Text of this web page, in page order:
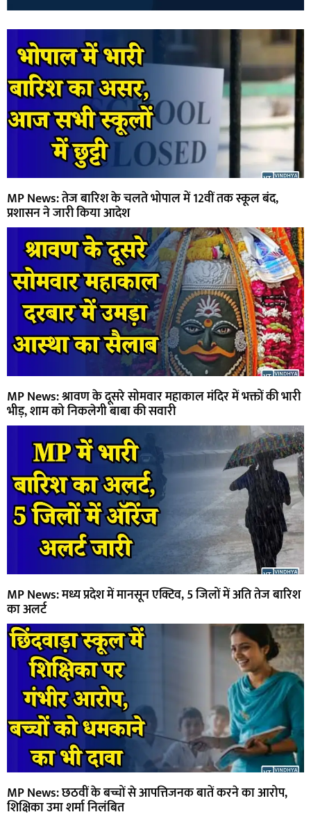
MP News: तेज बारिश के चलते भोपाल में 12वीं तक स्कूल बंद,
प्रशासन ने जारी किया आदेश
MP News: श्रावण के दूसरे सोमवार महाकाल मंदिर में भक्तों की भारी
भीड़, शाम को निकलेगी बाबा की सवारी
MP News: मध्य प्रदेश में मानसून एक्टिव, 5 जिलों में अति तेज बारिश
का अलर्ट
MP News: छठवीं के बच्चों से आपत्तिजनक बातें करने का आरोप,
शिक्षिका उमा शर्मा निलंबित